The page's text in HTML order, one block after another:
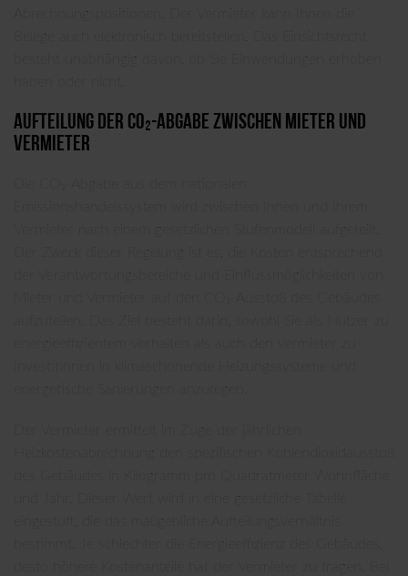
Abrechnungspositionen. Der Vermieter kann Ihnen die
Belege auch elektronisch bereitstellen. Das Einsichtsrecht
besteht unabhängig davon, ob Sie Einwendungen erhoben
Aufteilung der CO₂-Abgabe zwischen Mieter und
Vermieter
Die CO₂-Abgabe aus dem nationalen
Vermieter nach einem gesetzlichen Stufenmodell aufgeteilt.
Der Zweck dieser Regelung ist es, die Kosten entsprechend
der Verantwortungsbereiche und Einflussmöglichkeiten von
energieeffizientem Verhalten als auch den Vermieter zu
Investitionen in klimaschonende Heizungssysteme und
energetische Sanierungen anzuregen.
Der Vermieter ermittelt im Zuge der jährlichen
Heizkostenabrechnung den spezifischen Kohlendioxidausstoß
des Gebäudes in Kilogramm pro Quadratmeter Wohnfläche
und Jahr. Dieser Wert wird in eine gesetzliche Tabelle
eingestuft, die das maßgebliche Aufteilungsverhältnis
bestimmt. Je schlechter die Energieeffizienz des Gebäudes,
desto höhere Kostenanteile hat der Vermieter zu tragen. Bei